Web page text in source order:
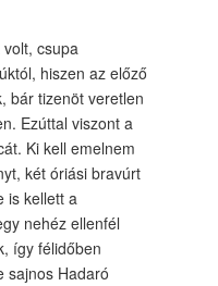
csupa
hiszen az előző
bár tizenöt veretlen
Ezúttal viszont a
Ki kell emelnem
két óriási bravúrt
is kellett a
nehéz ellenfél
így félidőben
sajnos Hadaró